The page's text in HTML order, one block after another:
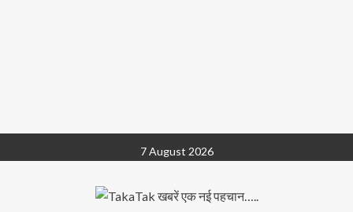
to
7 August 2026